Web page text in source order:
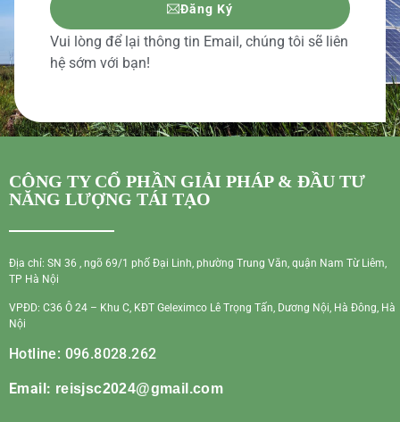
Đăng Ký
Vui lòng để lại thông tin Email, chúng tôi sẽ liên
hệ sớm với bạn!
CÔNG TY CỔ PHẦN GIẢI PHÁP & ĐẦU TƯ
NĂNG LƯỢNG TÁI TẠO
Địa chỉ: SN 36 , ngõ 69/1 phố Đại Linh, phường Trung Văn, quận Nam Từ Liêm,
TP Hà Nội
VPĐD: C36 Ô 24 – Khu C, KĐT Geleximco Lê Trọng Tấn, Dương Nội, Hà Đông, Hà
Nội
Hotline: 096.8028.262
Email: reisjsc2024@gmail.com